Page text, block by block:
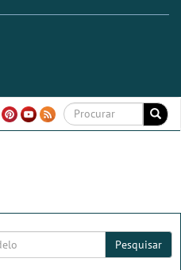
Pesquisar